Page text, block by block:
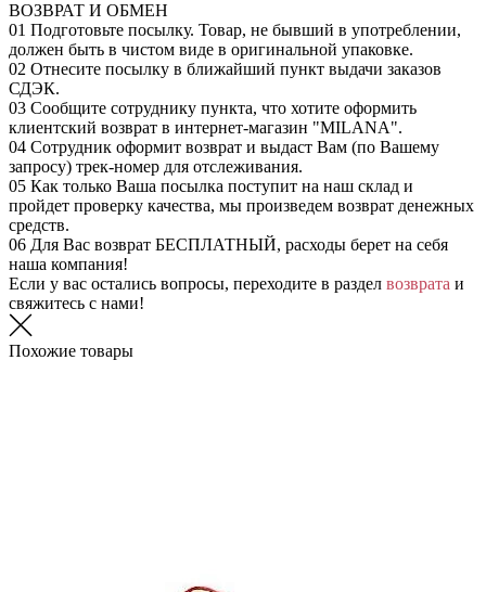
ВОЗВРАТ И ОБМЕН
01 Подготовьте посылку. Товар, не бывший в употреблении,
должен быть в чистом виде в оригинальной упаковке.
02 Отнесите посылку в ближайший пункт выдачи заказов
СДЭК.
03 Сообщите сотруднику пункта, что хотите оформить
клиентский возврат в интернет-магазин "MILANA".
04 Сотрудник оформит возврат и выдаст Вам (по Вашему
запросу) трек-номер для отслеживания.
05 Как только Ваша посылка поступит на наш склад и
пройдет проверку качества, мы произведем возврат денежных
средств.
06 Для Вас возврат БЕСПЛАТНЫЙ, расходы берет на себя
наша компания!
Если у вас остались вопросы, переходите в раздел возврата и
свяжитесь с нами!
Похожие товары